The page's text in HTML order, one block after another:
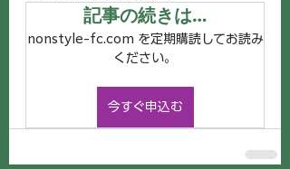
記事の続きは…
nonstyle-fc.com を定期購読してお読み
ください。
今すぐ申込む